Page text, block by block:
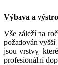
Výbava a
Vše záleží na
požadován
jsou vrstvy,
profesionální